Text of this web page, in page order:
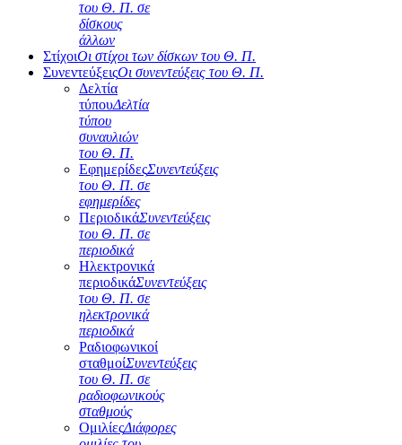
του Θ. Π. σε
δίσκους
άλλων
ΣτίχοιΟι στίχοι των δίσκων του Θ. Π.
ΣυνεντεύξειςΟι συνεντεύξεις του Θ. Π.
Δελτία
τύπουΔελτία
τύπου
συναυλιών
του Θ. Π.
ΕφημερίδεςΣυνεντεύξεις
του Θ. Π. σε
εφημερίδες
ΠεριοδικάΣυνεντεύξεις
του Θ. Π. σε
περιοδικά
Ηλεκτρονικά
περιοδικάΣυνεντεύξεις
του Θ. Π. σε
ηλεκτρονικά
περιοδικά
Ραδιοφωνικοί
σταθμοίΣυνεντεύξεις
του Θ. Π. σε
ραδιοφωνικούς
σταθμούς
ΟμιλίεςΔιάφορες